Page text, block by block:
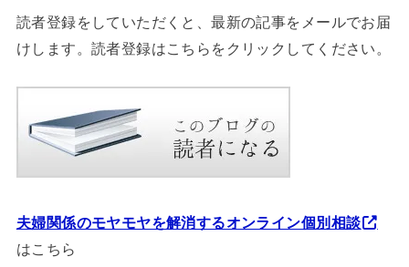
読者登録をしていただくと、最新の記事をメールでお届
けします。読者登録はこちらをクリックしてください。
夫婦関係のモヤモヤを解消するオンライン個別相談
はこちら